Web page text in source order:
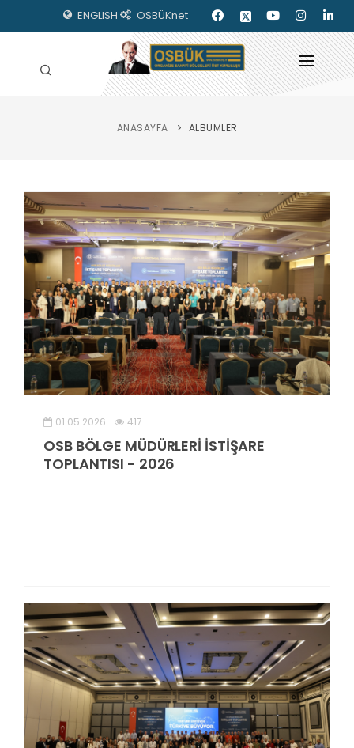
ENGLISH OSBÜKnet
MEVZUAT
KILAVUZLAR
YAYINLARIMIZ
ENERJİ İZLEME
İLETİŞİM
ANASAYFA ALBÜMLER
01.05.2026 417
OSB BÖLGE MÜDÜRLERİ İSTİŞARE
TOPLANTISI - 2026